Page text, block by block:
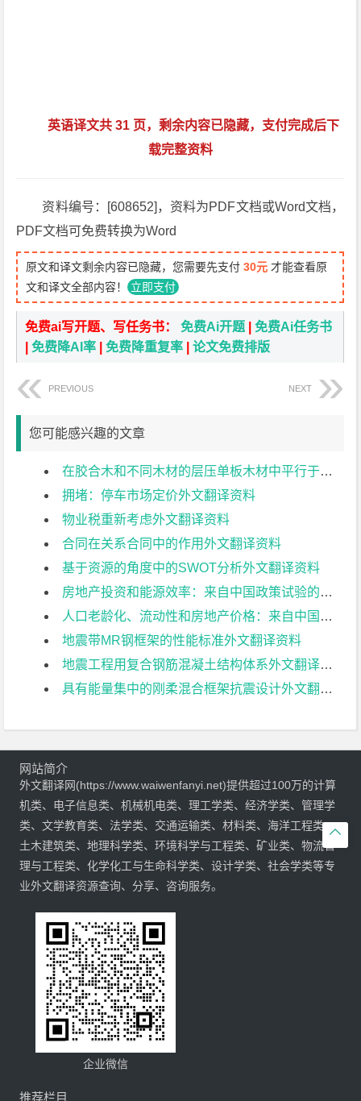
英语译文共 31 页，剩余内容已隐藏，支付完成后下
载完整资料
资料编号：[608652]，资料为PDF文档或Word文档，
PDF文档可免费转换为Word
原文和译文剩余内容已隐藏，您需要先支付30元 才能查看原
文和译文全部内容！ 立即支付
免费ai写开题、写任务书：免费Ai开题 |免费Ai任务书
|免费降AI率 |免费降重复率 |论文免费排版
PREVIOUS NEXT
您可能感兴趣的文章
在胶合木和不同木材的层压单板木材中平行于颗粒的胶合公制螺纹杆的拉压试验外文翻译资料
拥堵：停车市场定价外文翻译资料
物业税重新考虑外文翻译资料
合同在关系合同中的作用外文翻译资料
基于资源的角度中的SWOT分析外文翻译资料
房地产投资和能源效率：来自中国政策试验的证据外文翻译资料
人口老龄化、流动性和房地产价格：来自中国城市的证据外文翻译资料
地震带MR钢框架的性能标准外文翻译资料
地震工程用复合钢筋混凝土结构体系外文翻译资料
具有能量集中的刚柔混合框架抗震设计外文翻译资料

网站简介
外文翻译网(https://www.waiwenfanyi.net)提供超过100万的计算
机类、电子信息类、机械机电类、理工学类、经济学类、管理学
类、文学教育类、法学类、交通运输类、材料类、海洋工程类、
土木建筑类、地理科学类、环境科学与工程类、矿业类、物流管
理与工程类、化学化工与生命科学类、设计学类、社会学类等专
业外文翻译资源查询、分享、咨询服务。
企业微信
推荐栏目